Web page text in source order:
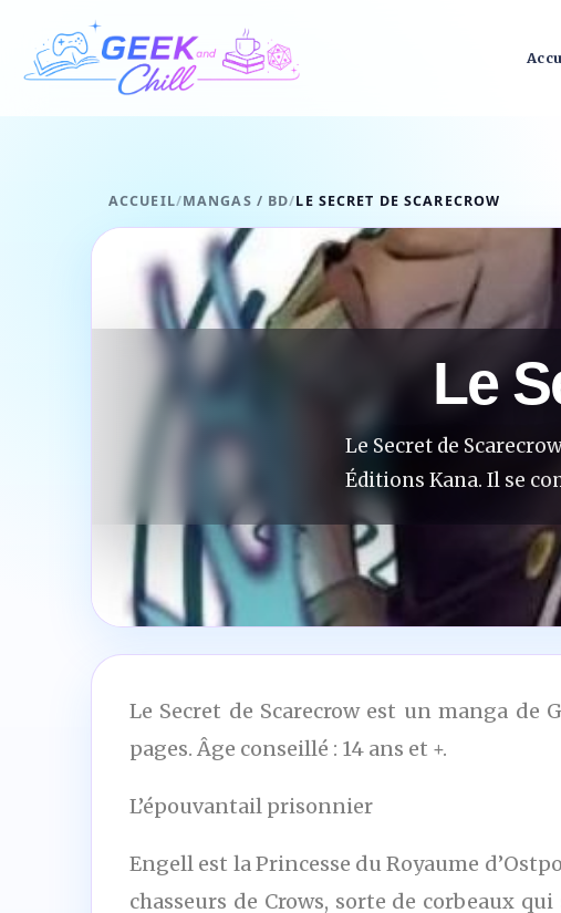
Aller au contenu
ACCUEIL/MANGAS / BD/LE SECRET DE SCARECROW
Le
Le Secret de
Éditions Kana. Il se
Le Secret de Scarecrow est un manga de
pages. Âge conseillé : 14 ans et +.
L’épouvantail prisonnier
Engell est la Princesse du Royaume
chasseurs de Crows, sorte de corbeaux